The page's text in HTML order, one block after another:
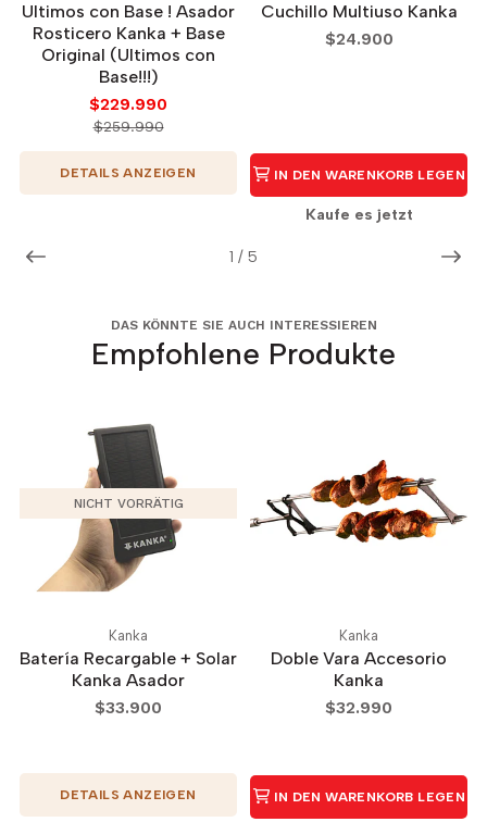
1 / 5
Ultimos con Base ! Asador
Rosticero Kanka + Base
Original (Ultimos con
Base!!!)
$229.990
$259.990
DETAILS ANZEIGEN
Cuchillo Multiuso Kanka
$24.900
IN DEN WARENKORB LEGEN
Kaufe es jetzt
DAS KÖNNTE SIE AUCH INTERESSIEREN
Empfohlene Produkte
NICHT VORRÄTIG
Kanka
Batería Recargable + Solar
Kanka Asador
$33.900
DETAILS ANZEIGEN
Kanka
Doble Vara Accesorio
Kanka
$32.990
IN DEN WARENKORB LEGEN